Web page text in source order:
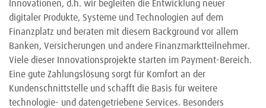
Innovationen, d.h. wir begleiten die Entwicklung neuer
digitaler Produkte, Systeme und Technologien auf dem
Finanzplatz und beraten mit diesem Background vor allem
Banken, Versicherungen und andere Finanzmarktteilnehmer.
Viele dieser Innovationsprojekte starten im Payment-Bereich.
Eine gute Zahlungslösung sorgt für Komfort an der
Kundenschnittstelle und schafft die Basis für weitere
technologie- und datengetriebene Services. Besonders